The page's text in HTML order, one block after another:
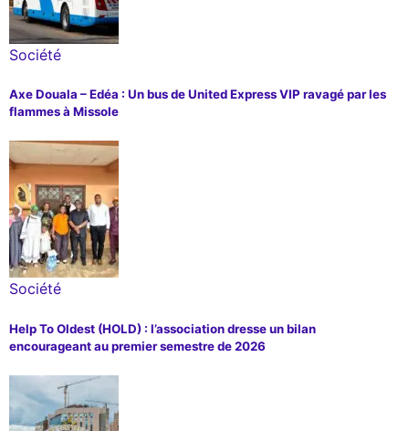
Société
Axe Douala – Edéa : Un bus de United Express VIP ravagé par les
flammes à Missole
Société
Help To Oldest (HOLD) : l’association dresse un bilan
encourageant au premier semestre de 2026